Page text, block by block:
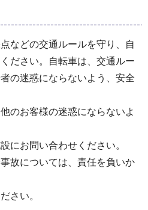
などの交通ルールを守り、自
ださい。自転車は、交通ルー
の迷惑にならないよう、安全
のお客様の迷惑にならないよ
にお問い合わせください。
故については、責任を負いか
さい。